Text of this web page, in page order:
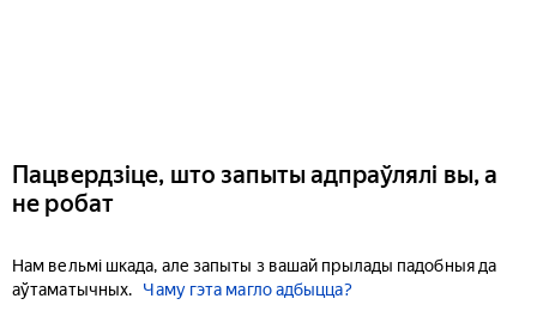
Пацвердзіце, што запыты адпраўлялі вы, а
не робат
Нам вельмі шкада, але запыты з вашай прылады падобныя да
аўтаматычных.
Чаму гэта магло адбыцца?